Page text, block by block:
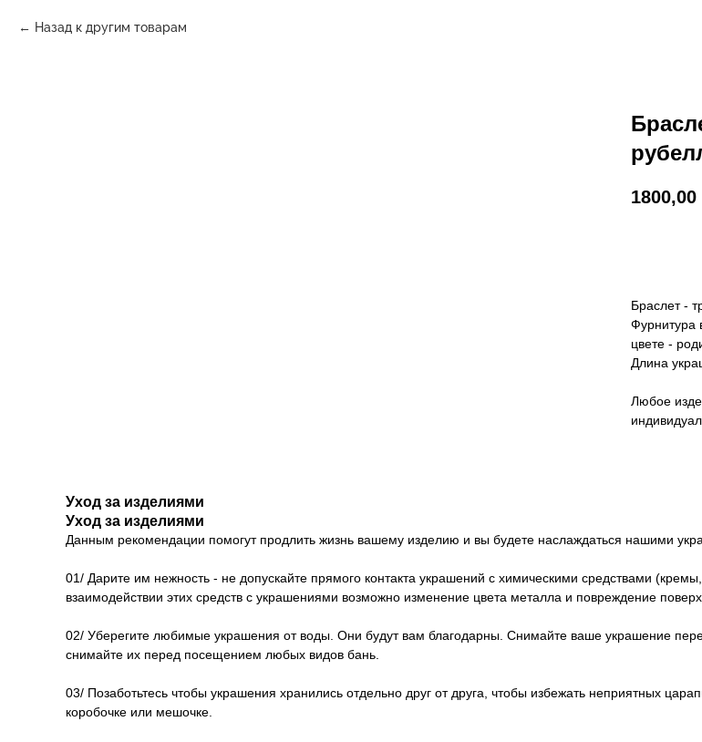
Назад к другим товарам
1800,00
Браслет -
Фурнитура
цвете -
Длина
Любое
Уход за изделиями
Уход за изделиями
Данным рекомендации помогут продлить жизнь вашему изделию и вы будете наслаждаться нашими
01/ Дарите им нежность - не допускайте прямого контакта украшений с химическими средствами
взаимодействии этих средств с украшениями возможно изменение цвета металла и повреждение
02/ Уберегите любимые украшения от воды. Они будут вам благодарны. Снимайте ваше украшение
снимайте их перед посещением любых видов бань.
03/ Позаботьтесь чтобы украшения хранились отдельно друг от друга, чтобы избежать неприятных
коробочке или мешочке.